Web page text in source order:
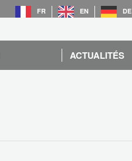
FR EN DE
ACTUALITÉS